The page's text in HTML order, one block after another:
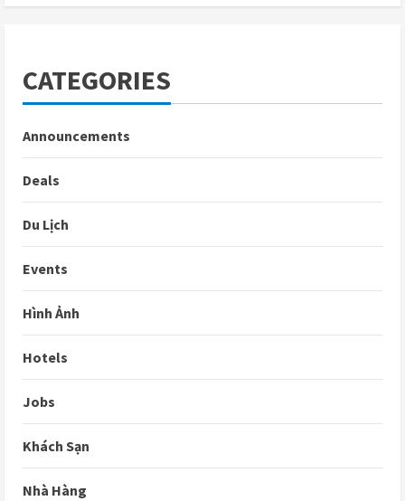
CATEGORIES
Announcements
Deals
Du Lịch
Events
Hình Ảnh
Hotels
Jobs
Khách Sạn
Nhà Hàng